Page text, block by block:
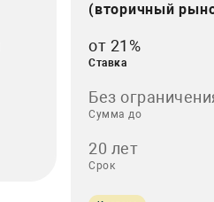
(вторичный
от 21%
Ставка
Без
Сумма до
20 лет
Срок